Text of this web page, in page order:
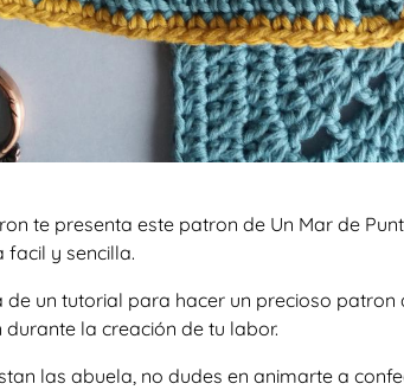
te presenta este patron de Un Mar de
facil y sencilla.
de un tutorial para hacer un precioso
durante la creación de tu labor.
las abuela, no dudes en animarte a